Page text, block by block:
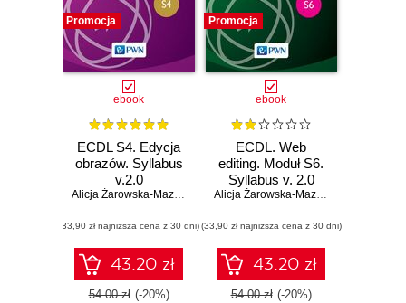
Promocja
ebook
ECDL S4. Edycja
obrazów. Syllabus
v.2.0
Alicja Żarowska-Mazur, Dawid Mazur
(33,90 zł najniższa cena z 30 dni)
43.20 zł
54.00 zł (-20%)
Promocja
ebook
ECDL. Web
editing. Moduł S6.
Syllabus v. 2.0
Alicja Żarowska-Mazur,
(33,90 zł najniższa cena z 30 dni)
43.20 zł
54.00 zł (-20%)